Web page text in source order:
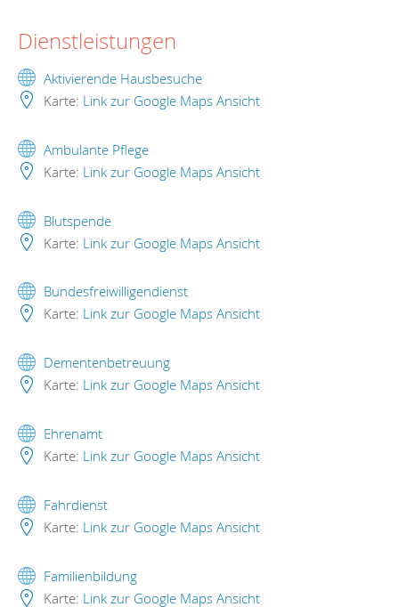
Dienstleistungen
Aktivierende Hausbesuche
Karte: Link zur Google Maps Ansicht
Ambulante Pflege
Karte: Link zur Google Maps Ansicht
Blutspende
Karte: Link zur Google Maps Ansicht
Bundesfreiwilligendienst
Karte: Link zur Google Maps Ansicht
Dementenbetreuung
Karte: Link zur Google Maps Ansicht
Ehrenamt
Karte: Link zur Google Maps Ansicht
Fahrdienst
Karte: Link zur Google Maps Ansicht
Familienbildung
Karte: Link zur Google Maps Ansicht